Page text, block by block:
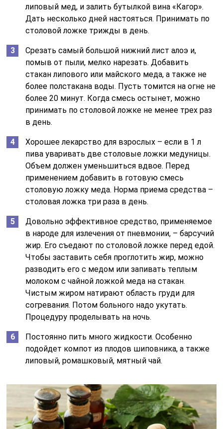
липовый мед, и залить бутылкой вина «Кагор».
Дать несколько дней настояться. Принимать по
столовой ложке трижды в день.
Срезать самый большой нижний лист алоэ и,
помыв от пыли, мелко нарезать. Добавить
стакан липового или майского меда, а также не
более полстакана воды. Пусть томится на огне не
более 20 минут. Когда смесь остынет, можно
принимать по столовой ложке не менее трех раз
в день.
Хорошее лекарство для взрослых – если в 1 л
пива уваривать две столовые ложки медуницы.
Объем должен уменьшиться вдвое. Перед
применением добавить в готовую смесь
столовую ложку меда. Норма приема средства –
столовая ложка три раза в день.
Довольно эффективное средство, применяемое
в народе для излечения от пневмонии, – барсучий
жир. Его съедают по столовой ложке перед едой.
Чтобы заставить себя проглотить жир, можно
разводить его с медом или запивать теплым
молоком с чайной ложкой меда на стакан.
Чистым жиром натирают область груди для
согревания. Потом больного надо укутать.
Процедуру проделывать на ночь.
Постоянно пить много жидкости. Особенно
подойдет компот из плодов шиповника, а также
липовый, ромашковый, мятный чай.